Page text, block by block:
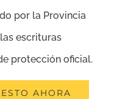
por la Provincia
escrituras
protección oficial.
AHORA